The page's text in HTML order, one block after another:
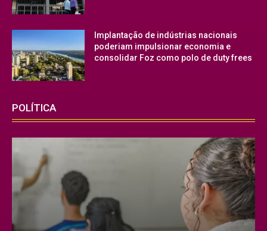
Implantação de indústrias nacionais
poderiam impulsionar economia e
consolidar Foz como polo de duty frees
POLÍTICA